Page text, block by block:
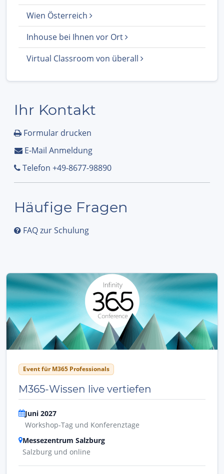
Wien Österreich
Inhouse bei Ihnen vor Ort
Virtual Classroom von überall
Ihr Kontakt
Formular drucken
E-Mail Anmeldung
Telefon +49-8677-98890
Häufige Fragen
FAQ zur Schulung
Event für M365 Professionals
M365-Wissen live vertiefen
Juni 2027
Workshop-Tag und Konferenztage
Messezentrum Salzburg
Salzburg und online